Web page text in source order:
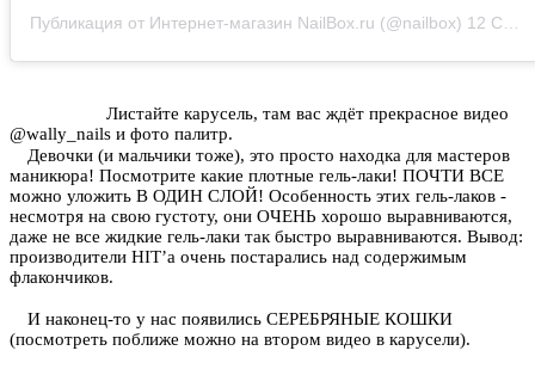
Публикация от Интернет-магазин NailBox.ru (@nailbox) 12 Сен 2020 в 6:12 PDT
⠀⠀⠀⠀⠀⠀⠀ Листайте карусель, там вас ждёт прекрасное видео
@wally_nails и фото палитр.
⠀ Девочки (и мальчики тоже), это просто находка для мастеров
маникюра! Посмотрите какие плотные гель-лаки! ПОЧТИ ВСЕ
можно уложить В ОДИН СЛОЙ! Особенность этих гель-лаков -
несмотря на свою густоту, они ОЧЕНЬ хорошо выравниваются,
даже не все жидкие гель-лаки так быстро выравниваются. Вывод:
производители HIT’a очень постарались над содержимым
флакончиков.
⠀ И наконец-то у нас появились СЕРЕБРЯНЫЕ КОШКИ
(посмотреть поближе можно на втором видео в карусели).